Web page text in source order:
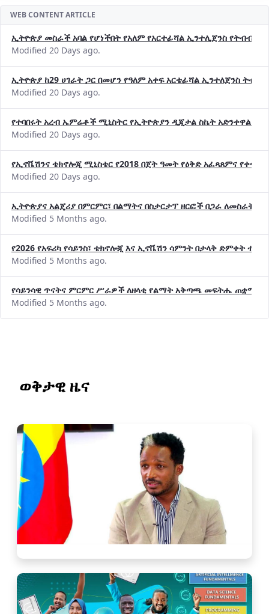
WEB CONTENT ARTICLE
ኢትዮጵያ መስራች አባል የሆነችበት የአለም የአርተፊሻል ኢንተሊጀንስ የትብብር
Modified 20 Days ago.
ኢትዮጵያ ከ29 ሀገራት ጋር በመሆን የዓለም አቀፍ አርቴፊሻል ኢንተለጀንስ
Modified 20 Days ago.
የተባበሩት አረብ ኤምሬቶች ሚኒስትር የኢትዮጵያን ዲጂታል ስኬት አድንቀዋል
Modified 20 Days ago.
የኢኖቬሽንና ቴክኖሎጂ ሚኒስቴር የ2018 በጀት ዓመት የዕቅድ አፈጻጸምና
Modified 20 Days ago.
ኢትዮጵያና አልጄሪያ በምርምር፣ በልማትና በስታርታፕ ዘርፎች በጋራ ለመስራት
Modified 5 Months ago.
የ2026 የአፍሪካ የሳይንስ፣ ቴክኖሎጂ እና ኢኖቬሽን ሳምንት በታላቅ ድምቀት
Modified 5 Months ago.
የሳይንሳዊ ጥናትና ምርምር ሥራዎች ለዘላቂ የልማት አቅጣጫ መፍትሔ ጠቋሚ
Modified 5 Months ago.
ወቅታዊ ዜና